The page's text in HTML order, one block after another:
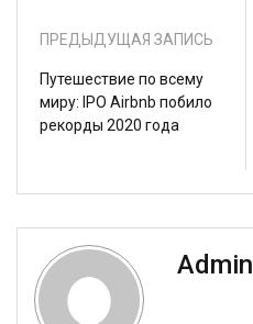
ПРЕДЫДУЩАЯ ЗАПИСЬ
Путешествие по всему
миру: IPO Airbnb побило
рекорды 2020 года
Admin